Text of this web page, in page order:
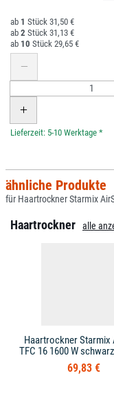
1
31,50 €
2
31,13 €
10
29,65 €
*
ähnliche Produkte
für Haartrockner Starmix
Haartrockner alle
Haartrockner Starmix
TFC 16 1600 W
69,83 €